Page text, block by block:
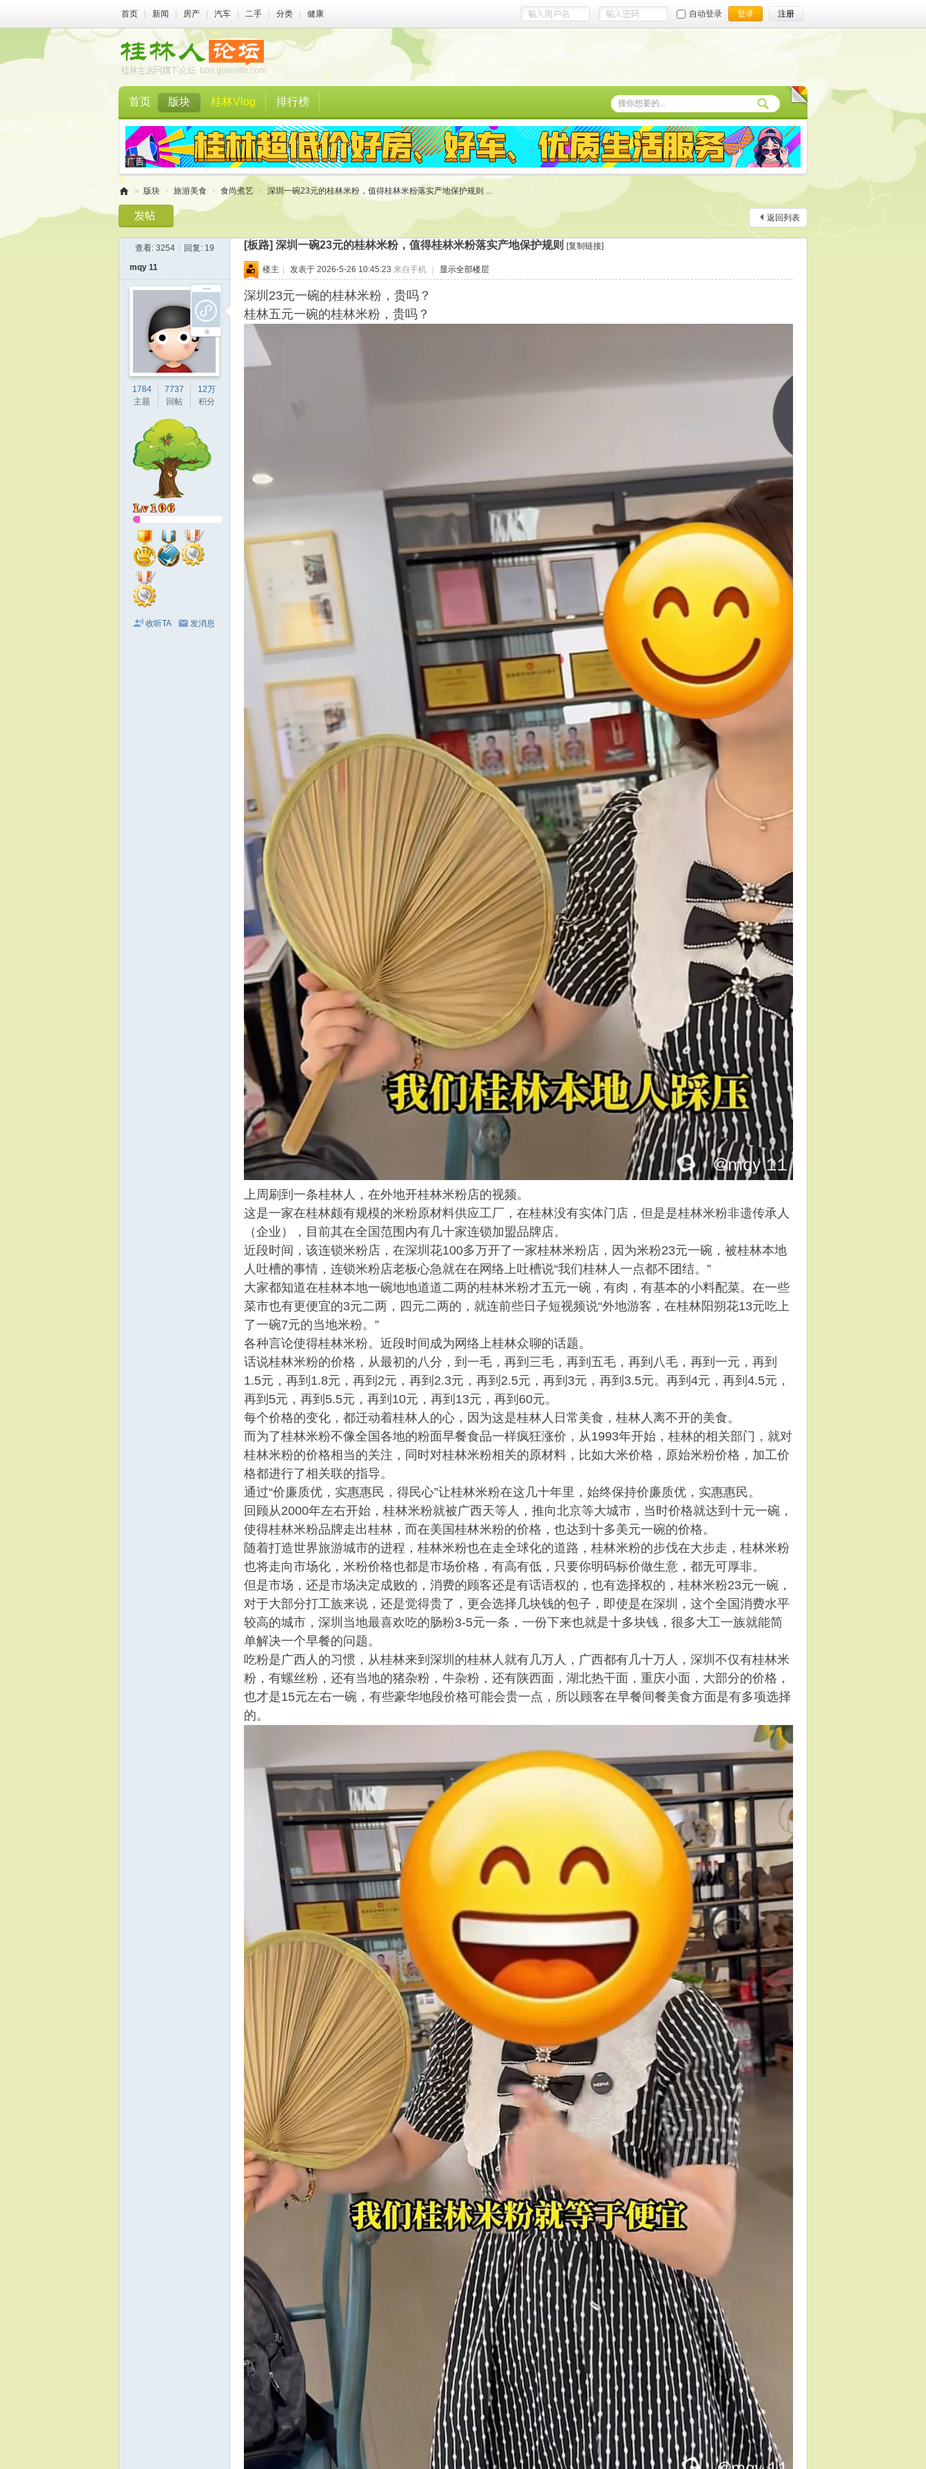
首页 新闻 房产 汽车 二手 分类 健康 自动登录 登录 注册
首页 版块 桂林Vlog 排行榜
林
» 版块 › 旅游美食 › 食尚煮艺 › 深圳一碗23元的桂林米粉，值得桂林米粉落实产地保护规则 ...
返回列表
查看: 3254 回复: 19 [板路] 深圳一碗23元的桂林米粉，值得桂林米粉落实产地保护规则 [复制链接]
mqy 11
1784
主题
7737
回帖
12万
积分
收听TA 发消息
楼主 | 发表于 2026-5-26 10:45:23 来自手机 | 显示全部楼层
深圳23元一碗的桂林米粉，贵吗？
桂林五元一碗的桂林米粉，贵吗？
上周刷到一条桂林人，在外地开桂林米粉店的视频。
这是一家在桂林颇有规模的米粉原材料供应工厂，在桂林没有实体门店，但是是桂林米粉非遗传承人
（企业），目前其在全国范围内有几十家连锁加盟品牌店。
近段时间，该连锁米粉店，在深圳花100多万开了一家桂林米粉店，因为米粉23元一碗，被桂林本地
人吐槽的事情，连锁米粉店老板心急就在在网络上吐槽说“我们桂林人一点都不团结。”
大家都知道在桂林本地一碗地地道道二两的桂林米粉才五元一碗，有肉，有基本的小料配菜。在一些
菜市也有更便宜的3元二两，四元二两的，就连前些日子短视频说“外地游客，在桂林阳朔花13元吃上
了一碗7元的当地米粉。”
各种言论使得桂林米粉。近段时间成为网络上桂林众聊的话题。
话说桂林米粉的价格，从最初的八分，到一毛，再到三毛，再到五毛，再到八毛，再到一元，再到
1.5元，再到1.8元，再到2元，再到2.3元，再到2.5元，再到3元，再到3.5元。再到4元，再到4.5元，
再到5元，再到5.5元，再到10元，再到13元，再到60元。
每个价格的变化，都迁动着桂林人的心，因为这是桂林人日常美食，桂林人离不开的美食。
而为了桂林米粉不像全国各地的粉面早餐食品一样疯狂涨价，从1993年开始，桂林的相关部门，就对
桂林米粉的价格相当的关注，同时对桂林米粉相关的原材料，比如大米价格，原始米粉价格，加工价
格都进行了相关联的指导。
通过“价廉质优，实惠惠民，得民心”让桂林米粉在这几十年里，始终保持价廉质优，实惠惠民。
回顾从2000年左右开始，桂林米粉就被广西天等人，推向北京等大城市，当时价格就达到十元一碗，
使得桂林米粉品牌走出桂林，而在美国桂林米粉的价格，也达到十多美元一碗的价格。
随着打造世界旅游城市的进程，桂林米粉也在走全球化的道路，桂林米粉的步伐在大步走，桂林米粉
也将走向市场化，米粉价格也都是市场价格，有高有低，只要你明码标价做生意，都无可厚非。
但是市场，还是市场决定成败的，消费的顾客还是有话语权的，也有选择权的，桂林米粉23元一碗，
对于大部分打工族来说，还是觉得贵了，更会选择几块钱的包子，即使是在深圳，这个全国消费水平
较高的城市，深圳当地最喜欢吃的肠粉3-5元一条，一份下来也就是十多块钱，很多大工一族就能简
单解决一个早餐的问题。
吃粉是广西人的习惯，从桂林来到深圳的桂林人就有几万人，广西都有几十万人，深圳不仅有桂林米
粉，有螺丝粉，还有当地的猪杂粉，牛杂粉，还有陕西面，湖北热干面，重庆小面，大部分的价格，
也才是15元左右一碗，有些豪华地段价格可能会贵一点，所以顾客在早餐间餐美食方面是有多项选择
的。